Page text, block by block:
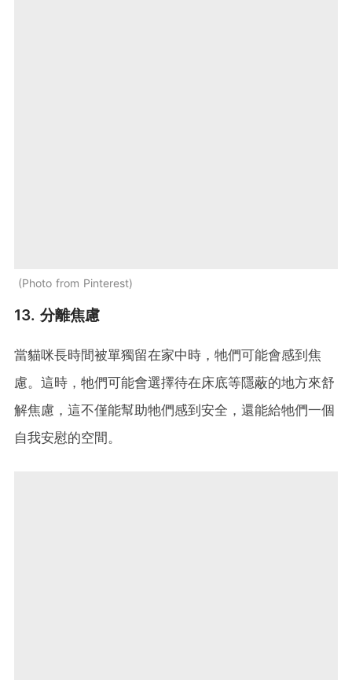
Photo from Pinterest
13. 分離焦慮
當貓咪長時間被單獨留在家中時，牠們可能會感到焦
慮。這時，牠們可能會選擇待在床底等隱蔽的地方來舒
解焦慮，這不僅能幫助牠們感到安全，還能給牠們一個
自我安慰的空間。